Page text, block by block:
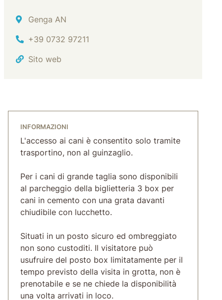
Indirizzo
Genga AN
Tel.
+39 0732 97211
Sito web
INFORMAZIONI
L'accesso ai cani è consentito solo tramite
trasportino, non al guinzaglio.
Per i cani di grande taglia sono disponibili
al parcheggio della biglietteria 3 box per
cani in cemento con una grata davanti
chiudibile con lucchetto.
Situati in un posto sicuro ed ombreggiato
non sono custoditi. Il visitatore può
usufruire del posto box limitatamente per il
tempo previsto della visita in grotta, non è
prenotabile e se ne chiede la disponibilità
una volta arrivati in loco.